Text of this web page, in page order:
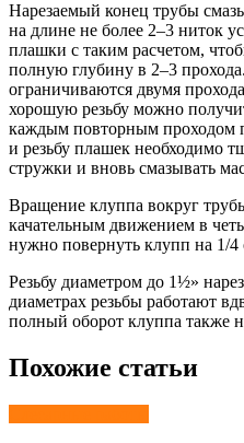
Нарезаемый конец трубы
на длине не более 2–3 ниток
плашки с таким расчетом,
полную глубину в 2–3
ограничиваются двумя
хорошую резьбу можно
каждым повторным проходом
и резьбу плашек необходимо
стружки и вновь смазывать
Вращение клуппа вокруг
качательным движением в
нужно повернуть клупп на 1/4
Резьбу диаметром до 1½»
диаметрах резьбы работают
полный оборот клуппа также
Похожие статьи